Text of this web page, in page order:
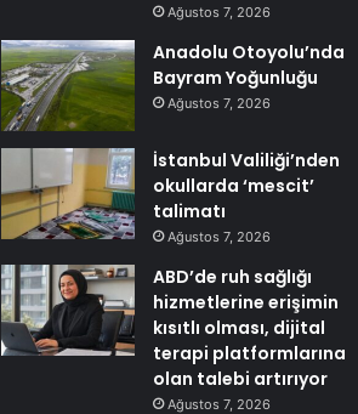
Ağustos 7, 2026
Anadolu Otoyolu’nda
Bayram Yoğunluğu
Ağustos 7, 2026
İstanbul Valiliği’nden
okullarda ‘mescit’
talimatı
Ağustos 7, 2026
ABD’de ruh sağlığı
hizmetlerine erişimin
kısıtlı olması, dijital
terapi platformlarına
olan talebi artırıyor
Ağustos 7, 2026